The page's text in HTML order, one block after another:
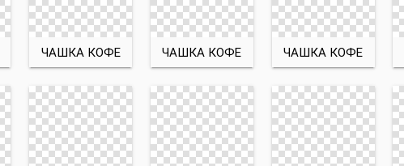
ЧАШКА КОФЕ ЧАШКА КОФЕ ЧАШКА КОФЕ